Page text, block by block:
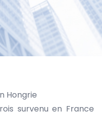
Hongrie
survenu en France